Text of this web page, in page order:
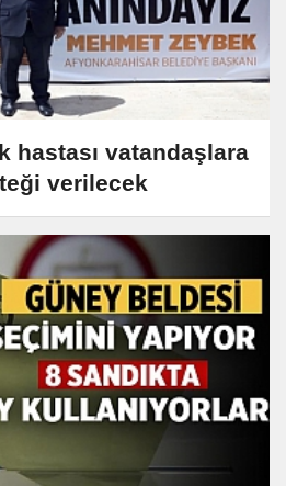
hastası vatandaşlara
verilecek